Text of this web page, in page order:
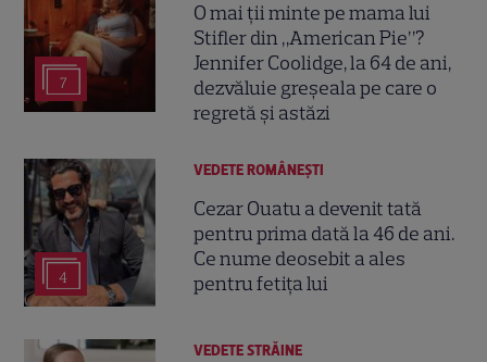
7
O mai ții minte pe mama lui
Stifler din „American Pie”?
Jennifer Coolidge, la 64 de ani,
dezvăluie greșeala pe care o
regretă și astăzi
4
VEDETE ROMÂNEŞTI
Cezar Ouatu a devenit tată
pentru prima dată la 46 de ani.
Ce nume deosebit a ales
pentru fetița lui
VEDETE STRĂINE